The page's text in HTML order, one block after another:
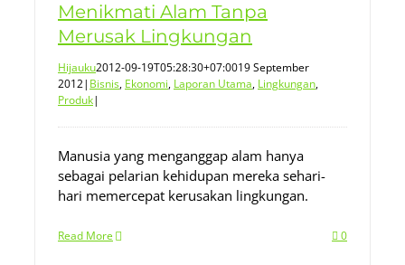
Menikmati Alam Tanpa
Merusak Lingkungan
Hijauku2012-09-19T05:28:30+07:0019 September
2012| Bisnis, Ekonomi, Laporan Utama, Lingkungan,
Produk|
Manusia yang menganggap alam hanya
sebagai pelarian kehidupan mereka sehari-
hari memercepat kerusakan lingkungan.
Read More 0